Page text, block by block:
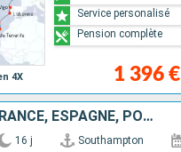
4X 1 396 €
Service personalisé
Pension complète
ROYAUME-UNI, FRANCE, ESPAGNE, PORTUGAL, TENERIFE, HONDURAS, ÉTATS-UNIS
16 j Southampton